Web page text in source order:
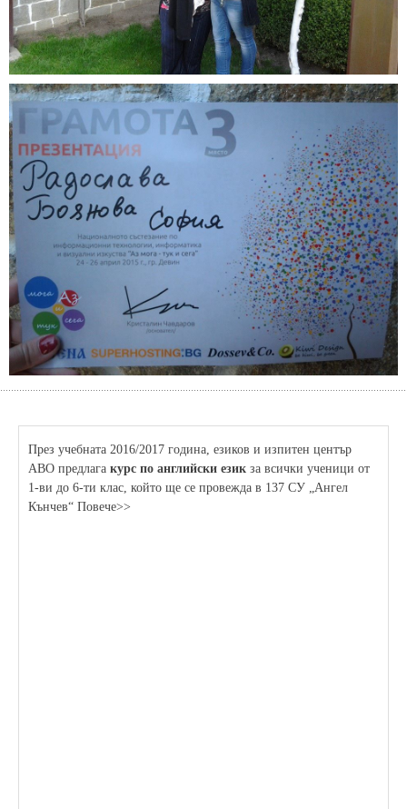
През учебната 2016/2017 година, езиков и изпитен център
АВО предлага курс по английски език за всички ученици от
1-ви до 6-ти клас, който ще се провежда в 137 СУ „Ангел
Кънчев“ Повече>>